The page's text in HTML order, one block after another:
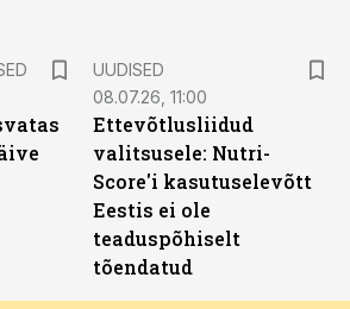
UUDISED
08.07.26, 11:00
Ettevõtlusliidud
valitsusele: Nutri-
Score'i kasutuselevõtt
Eestis ei ole
teaduspõhiselt
tõendatud